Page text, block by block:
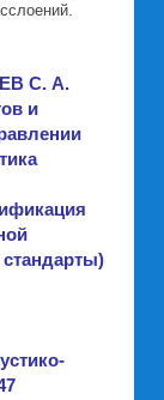
С. А.
и